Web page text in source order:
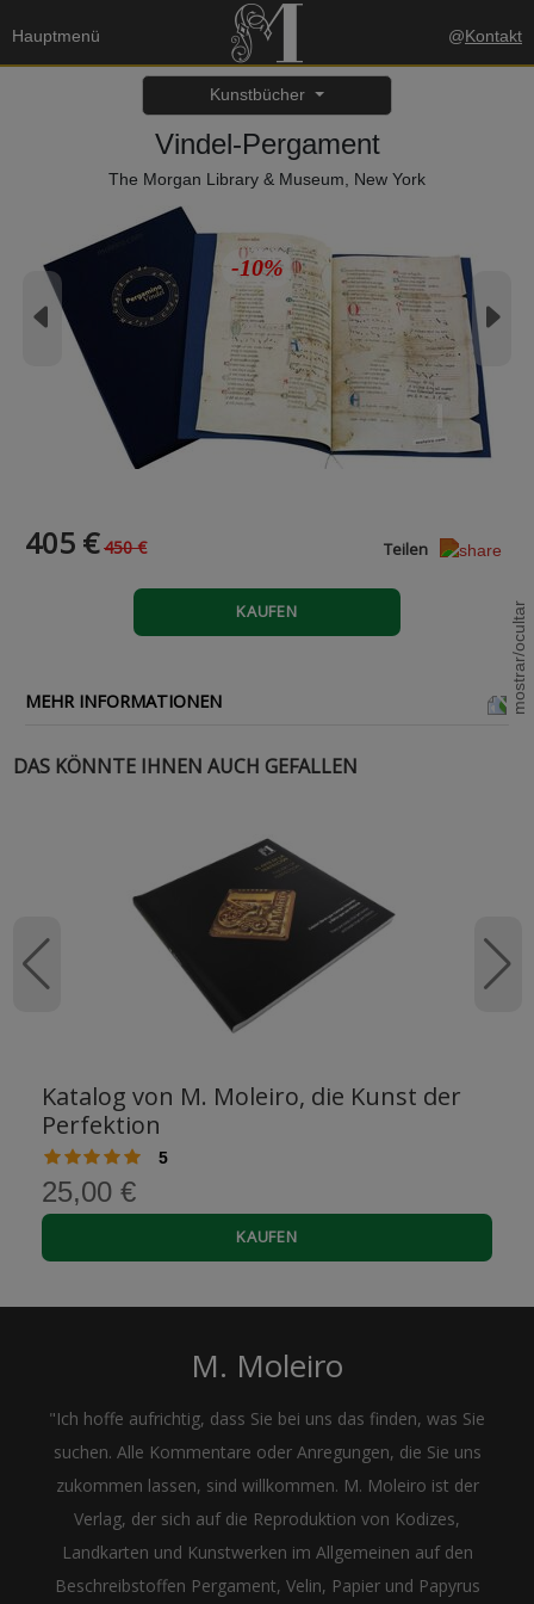
Hauptmenü @Kontakt
Kunstbücher
Vindel-Pergament
The Morgan Library & Museum, New York
-10%
405 € 450 € Teilen
KAUFEN
MEHR INFORMATIONEN
DAS KÖNNTE IHNEN AUCH GEFALLEN
Katalog von M. Moleiro, die Kunst der
Perfektion
5
25,00 €
KAUFEN
M. Moleiro
"Ich hoffe aufrichtig, dass Sie bei uns das finden, was Sie
suchen. Alle Kommentare oder Anregungen, die Sie uns
zukommen lassen, sind willkommen. M. Moleiro ist der
Verlag, der sich auf die Reproduktion von Kodizes,
Landkarten und Kunstwerken im Allgemeinen auf den
Beschreibstoffen Pergament, Velin, Papier und Papyrus